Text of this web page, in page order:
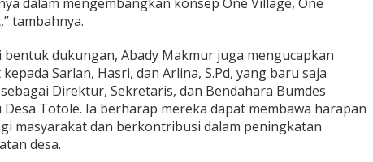
k
i
B
u
p
a
t
i
B
o
tambahnya.
bentuk dukungan, Abady Makmur juga mengucapkan
Sarlan, Hasri, dan Arlina, S.Pd, yang baru saja
Direktur, Sekretaris, dan Bendahara Bumdes
Desa Totole. Ia berharap mereka dapat membawa harapan
masyarakat dan berkontribusi dalam peningkatan
desa.